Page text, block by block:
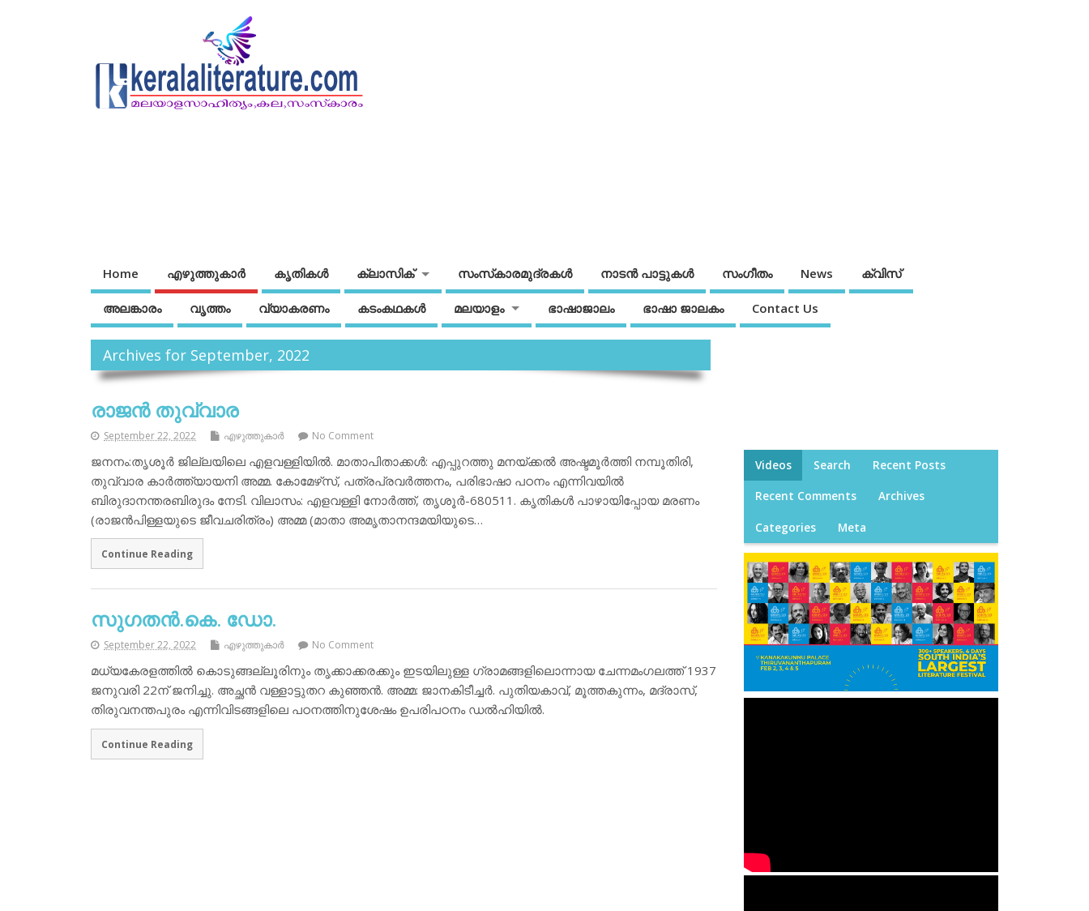
Home എഴുത്തുകാര്‍ കൃതികൾ ക്ലാസിക് സംസ്‌കാരമുദ്രകള്‍ നാടന്‍ പാട്ടുകള്‍ സംഗീതം News ക്വിസ്
അലങ്കാരം വൃത്തം വ്യാകരണം കടംകഥകള്‍ മലയാളം ഭാഷാജാലം ഭാഷാ ജാലകം Contact Us
Archives for September, 2022
രാജന്‍ തുവ്വാര
September 22, 2022 എഴുത്തുകാര്‍ No Comment
ജനനം:തൃശൂര്‍ ജില്ലയിലെ എളവള്ളിയില്‍. മാതാപിതാക്കള്‍: എപ്പുറത്തു മനയ്ക്കല്‍ അഷ്ടമൂര്‍ത്തി നമ്പൂതിരി,
തുവ്വാര കാര്‍ത്ത്യായനി അമ്മ. കോമേഴ്‌സ്, പത്രപ്രവര്‍ത്തനം, പരിഭാഷാ പഠനം എന്നിവയില്‍
ബിരുദാനന്തരബിരുദം നേടി. വിലാസം: എളവള്ളി നോര്‍ത്ത്, തൃശൂര്‍-680511. കൃതികള്‍ പാഴായിപ്പോയ മരണം
(രാജന്‍പിള്ളയുടെ ജീവചരിത്രം) അമ്മ (മാതാ അമൃതാനന്ദമയിയുടെ…
Continue Reading
സുഗതന്‍.കെ. ഡോ.
September 22, 2022 എഴുത്തുകാര്‍ No Comment
മധ്യകേരളത്തില്‍ കൊടുങ്ങല്ലൂരിനും തൃക്കാക്കരക്കും ഇടയിലുള്ള ഗ്രാമങ്ങളിലൊന്നായ ചേന്നമംഗലത്ത് 1937
ജനുവരി 22ന് ജനിച്ചു. അച്ഛന്‍ വള്ളാട്ടുതറ കുഞ്ഞന്‍. അമ്മ: ജാനകിടീച്ചര്‍. പുതിയകാവ്, മൂത്തകുന്നം, മദ്രാസ്,
തിരുവനന്തപുരം എന്നിവിടങ്ങളിലെ പഠനത്തിനുശേഷം ഉപരിപഠനം ഡല്‍ഹിയില്‍.
Continue Reading
Videos Search Recent Posts
Recent Comments Archives
Categories Meta